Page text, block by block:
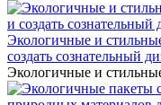
Экологичные и
создать сознательный
Экологичные и